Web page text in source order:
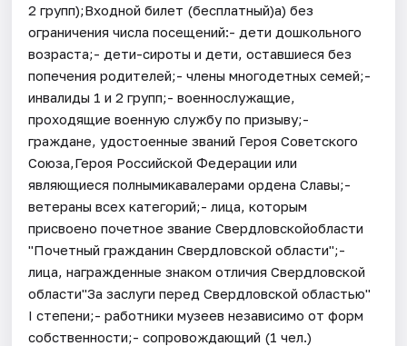
2 групп);Входной билет (бесплатный)а) без
ограничения числа посещений:- дети дошкольного
возраста;- дети-сироты и дети, оставшиеся без
попечения родителей;- члены многодетных семей;-
инвалиды 1 и 2 групп;- военнослужащие,
проходящие военную службу по призыву;-
граждане, удостоенные званий Героя Советского
Союза,Героя Российской Федерации или
являющиеся полнымикавалерами ордена Славы;-
ветераны всех категорий;- лица, которым
присвоено почетное звание Свердловскойобласти
"Почетный гражданин Свердловской области";-
лица, награжденные знаком отличия Свердловской
области"За заслуги перед Свердловской областью"
I степени;- работники музеев независимо от форм
собственности;- сопровождающий (1 чел.)